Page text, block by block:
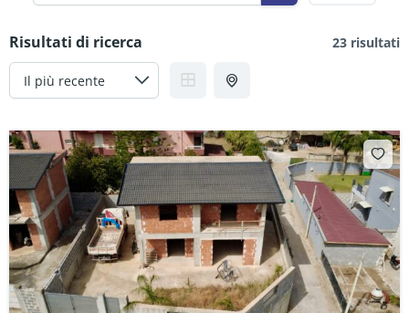
Risultati di ricerca 23 risultati